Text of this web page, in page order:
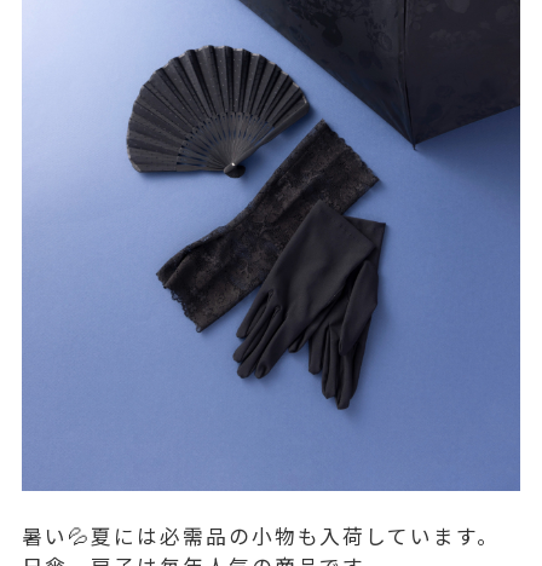
暑い💦夏には必需品の小物も入荷しています。